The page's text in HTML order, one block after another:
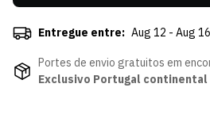
Entregue entre: Aug 12 - Aug 16
Portes de envio gratuitos em
Exclusivo Portugal continental